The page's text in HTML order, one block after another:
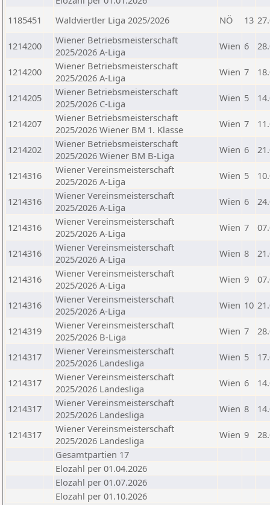
1185451
Waldviertler Liga 2025/2026 NÖ 13
1214200
Wiener Betriebsmeisterschaft
2025/2026 A-Liga
Wien 6
1214200
Wiener Betriebsmeisterschaft
2025/2026 A-Liga
Wien 7
1214205
Wiener Betriebsmeisterschaft
2025/2026 C-Liga
Wien 5
1214207
Wiener Betriebsmeisterschaft
2025/2026 Wiener BM 1. Klasse
Wien 7
1214202
Wiener Betriebsmeisterschaft
2025/2026 Wiener BM B-Liga
Wien 6
1214316
Wiener Vereinsmeisterschaft
2025/2026 A-Liga
Wien 5
1214316
Wiener Vereinsmeisterschaft
2025/2026 A-Liga
Wien 6
1214316
Wiener Vereinsmeisterschaft
2025/2026 A-Liga
Wien 7
1214316
Wiener Vereinsmeisterschaft
2025/2026 A-Liga
Wien 8
1214316
Wiener Vereinsmeisterschaft
2025/2026 A-Liga
Wien 9
1214316
Wiener Vereinsmeisterschaft
2025/2026 A-Liga
Wien 10
1214319
Wiener Vereinsmeisterschaft
2025/2026 B-Liga
Wien 7
1214317
Wiener Vereinsmeisterschaft
2025/2026 Landesliga
Wien 5
1214317
Wiener Vereinsmeisterschaft
2025/2026 Landesliga
Wien 6
1214317
Wiener Vereinsmeisterschaft
2025/2026 Landesliga
Wien 8
1214317
Wiener Vereinsmeisterschaft
2025/2026 Landesliga
Wien 9
Gesamtpartien 17
Elozahl per 01.04.2026
Elozahl per 01.07.2026
Elozahl per 01.10.2026